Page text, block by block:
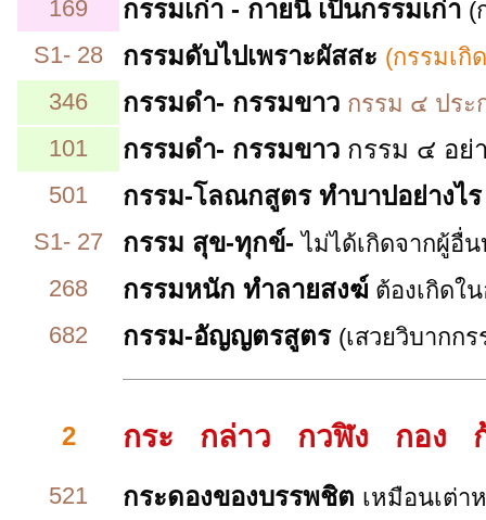
169
กรรมเก่า - กายนี้ เป็นกรรมเก่า (
S1- 28
กรรมดับไปเพราะผัสสะ (กรรมเกิ
346
กรรมดำ- กรรมขาว กรรม ๔ ประ
101
กรรมดำ- กรรมขาว กรรม ๔ อย่
501 กรรม-โลณกสูตร ทำบาปอย่างไ
S1- 27 กรรม สุข-ทุกข์-ไม่ได้เกิดจากผู้อื่
268
กรรมหนัก ทำลายสงฆ์ ต้องเกิดใ
682
กรรม-อัญญตรสูตร (เสวยวิบากก
2 กระ กล่าว กวฬิง กอง
521 กระดองของบรรพชิต เหมือนเต่า